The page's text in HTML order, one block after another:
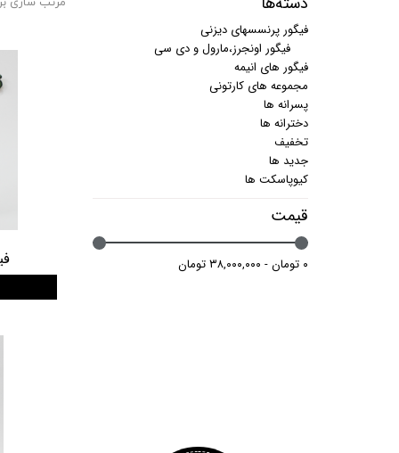
فیگور پرنسسهای دیزنی
فیگور اونجرز،مارول و دی سی
فیگور های انیمه
مجموعه های کارتونی
پسرانه ها
دخترانه ها
تخفیف
جدید ها
کیوپاسکت ها
قیمت
۰ تومان - ۳۸,۰۰۰,۰۰۰ تومان